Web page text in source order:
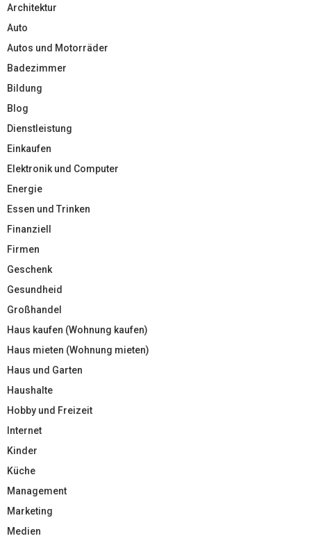
Architektur
Auto
Autos und Motorräder
Badezimmer
Bildung
Blog
Dienstleistung
Einkaufen
Elektronik und Computer
Energie
Essen und Trinken
Finanziell
Firmen
Geschenk
Gesundheid
Großhandel
Haus kaufen (Wohnung kaufen)
Haus mieten (Wohnung mieten)
Haus und Garten
Haushalte
Hobby und Freizeit
Internet
Kinder
Küche
Management
Marketing
Medien